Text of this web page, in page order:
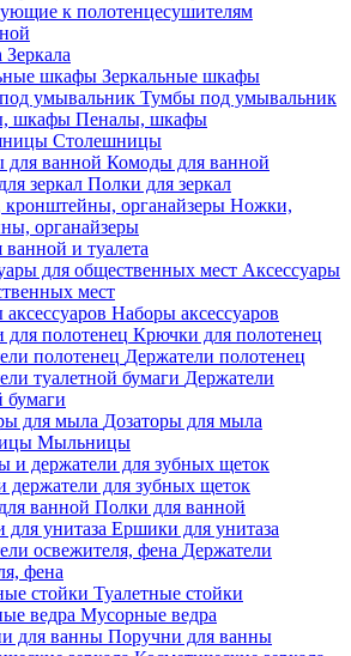
к полотенцесушителям
Зеркала
Зеркальные шкафы
Тумбы под умывальник
Пеналы, шкафы
Столешницы
Комоды для ванной
Полки для зеркал
Ножки,
органайзеры
и туалета
Аксессуары
мест
Наборы аксессуаров
Крючки для полотенец
Держатели полотенец
Держатели
бумаги
Дозаторы для мыла
Мыльницы
держатели для зубных щеток
Полки для ванной
Ершики для унитаза
Держатели
фена
Туалетные стойки
Мусорные ведра
Поручни для ванны